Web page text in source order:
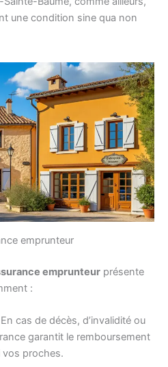
une condition sine qua non
emprunteur
emprunteur présente
:
En cas de décès, d’invalidité ou
garantit le remboursement
proches.